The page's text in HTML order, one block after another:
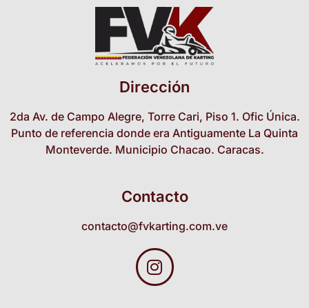
Dirección
2da Av. de Campo Alegre, Torre Cari, Piso 1. Ofic Única.
Punto de referencia donde era Antiguamente La Quinta
Monteverde. Municipio Chacao. Caracas.
Contacto
contacto@fvkarting.com.ve